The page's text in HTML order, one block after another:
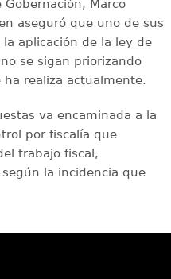
Marco
aseguró que uno de sus
aplicación de la ley de
se sigan priorizando
realiza actualmente.
va encaminada a la
por fiscalía que
trabajo fiscal,
la incidencia que